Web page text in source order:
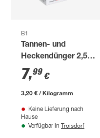
B1
Tannen- und
Heckendünger 2,5
kg
7,99 €
3,20 € / Kilogramm
Keine Lieferung nach
Hause
Verfügbar in Troisdorf